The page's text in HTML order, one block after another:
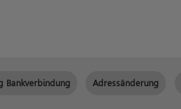
Bankverbindung Adressänderung